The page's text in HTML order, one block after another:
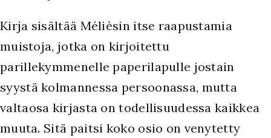
Kirja sisältää Mélièsin itse raapustamia
muistoja, jotka on kirjoitettu
parillekymmenelle paperilapulle jostain
syystä kolmannessa persoonassa, mutta
valtaosa kirjasta on todellisuudessa kaikkea
muuta. Sitä paitsi koko osio on venytetty